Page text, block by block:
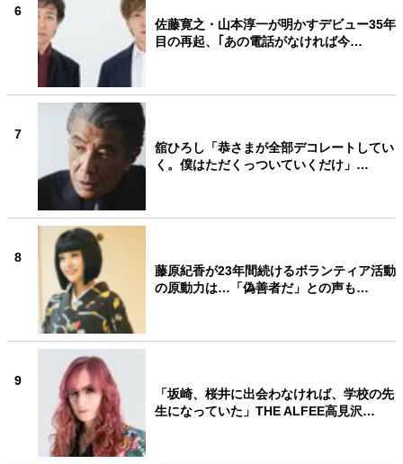
6
佐藤寛之・山本淳一が明かすデビュー35年
目の再起、｢あの電話がなければ今…
7
舘ひろし「恭さまが全部デコレートしてい
く。僕はただくっついていくだけ」…
8
藤原紀香が23年間続けるボランティア活動
の原動力は…「偽善者だ」との声も…
9
「坂崎、桜井に出会わなければ、学校の先
生になっていた」THE ALFEE高見沢…